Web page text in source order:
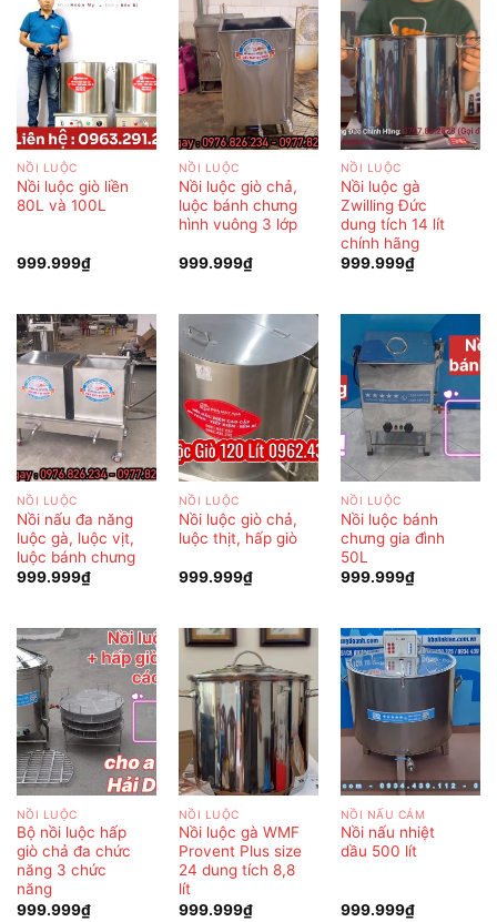
NỒI LUỘC
Nồi luộc giò liền
80L và 100L
999.999₫
NỒI LUỘC
Nồi luộc giò chả,
luộc bánh chưng
hình vuông 3 lớp
999.999₫
NỒI LUỘC
Nồi luộc gà
Zwilling Đức
dung tích 14 lít
chính hãng
999.999₫
NỒI LUỘC
Nồi nấu đa năng
luộc gà, luộc vịt,
luộc bánh chưng
999.999₫
NỒI LUỘC
Nồi luộc giò chả,
luộc thịt, hấp giò
999.999₫
NỒI LUỘC
Nồi luộc bánh
chưng gia đình
50L
999.999₫
NỒI LUỘC
Bộ nồi luộc hấp
giò chả đa chức
năng 3 chức
năng
999.999₫
NỒI LUỘC
Nồi luộc gà WMF
Provent Plus size
24 dung tích 8,8
lít
999.999₫
NỒI NẤU CÁM
Nồi nấu nhiệt
dầu 500 lít
999.999₫